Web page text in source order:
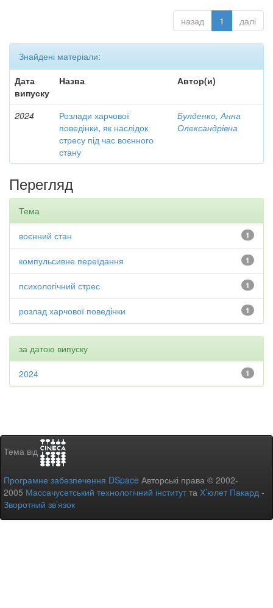
назад 1 далі
Знайдені матеріали:
Дата
випуску
Назва Автор(и)
2024
Розлади харчової
поведінки, як наслідок
стресу під час воєнного
стану
Булденко, Анна
Олександрівна
Перегляд
Тема
1
воєнний стан
1
компульсивне переїдання
1
психологічний стрес
1
розлад харчової поведінки
за датою випуску
1
2024
Тема від
Програмне забезпечення DSpace Авторські права © 2002-
2005 Массачусетський технологічний інститутта Х’юлет Пакард -
Зворотний зв’язок